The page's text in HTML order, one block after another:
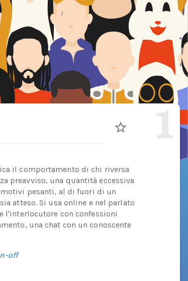
1
il comportamento di chi riversa
preavviso, una quantità eccessiva
pesanti, al di fuori di un
atteso. Si usa online e nel parlato
l'interlocutore con confessioni
una chat con un conoscente
off